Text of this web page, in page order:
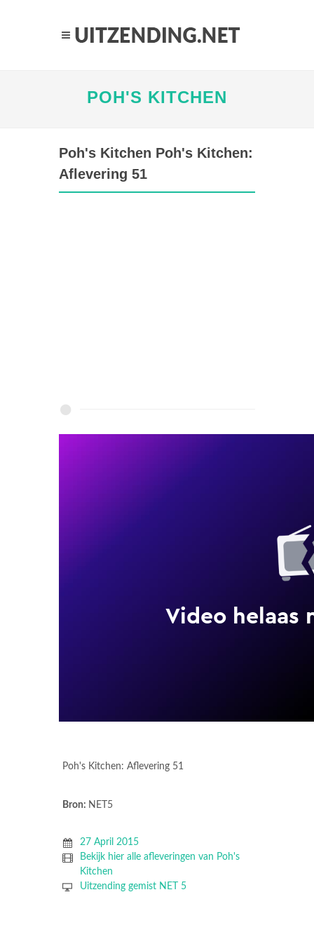
POH'S KITCHEN
Poh's Kitchen Poh's Kitchen:
Aflevering 51
Poh's Kitchen: Aflevering 51
Bron: NET5
27 April 2015
Bekijk hier alle afleveringen van Poh's
Kitchen
Uitzending gemist NET 5